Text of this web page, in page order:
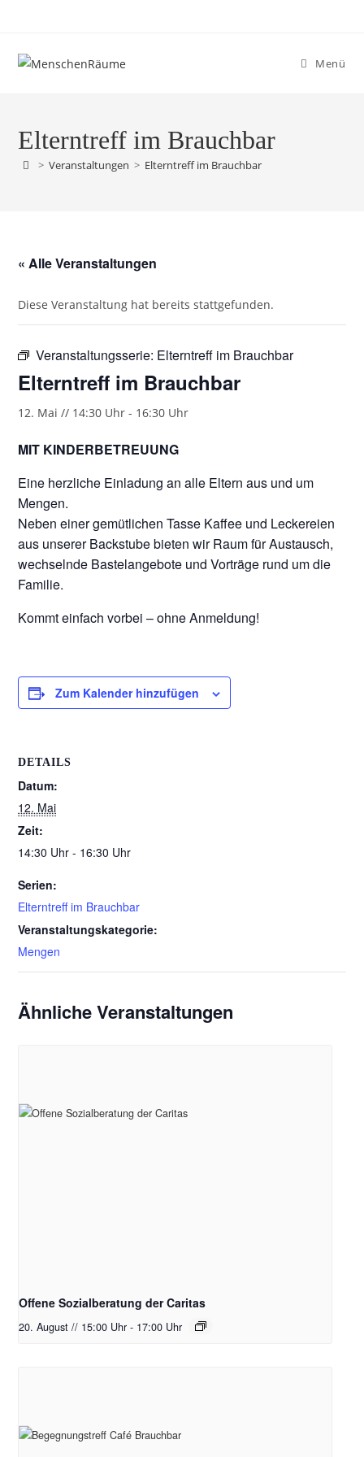
Menü
Elterntreff im Brauchbar
> Veranstaltungen > Elterntreff im Brauchbar
« Alle Veranstaltungen
Diese Veranstaltung hat bereits stattgefunden.
Veranstaltungsserie: Elterntreff im Brauchbar
Elterntreff im Brauchbar
12. Mai // 14:30 Uhr - 16:30 Uhr
MIT KINDERBETREUUNG
Eine herzliche Einladung an alle Eltern aus und um
Mengen.
Neben einer gemütlichen Tasse Kaffee und Leckereien
aus unserer Backstube bieten wir Raum für Austausch,
wechselnde Bastelangebote und Vorträge rund um die
Familie.
Kommt einfach vorbei – ohne Anmeldung!
Zum Kalender hinzufügen
DETAILS
Datum:
12. Mai
Zeit:
14:30 Uhr - 16:30 Uhr
Serien:
Elterntreff im Brauchbar
Veranstaltungskategorie:
Mengen
Ähnliche Veranstaltungen
Offene Sozialberatung der Caritas
20. August // 15:00 Uhr - 17:00 Uhr